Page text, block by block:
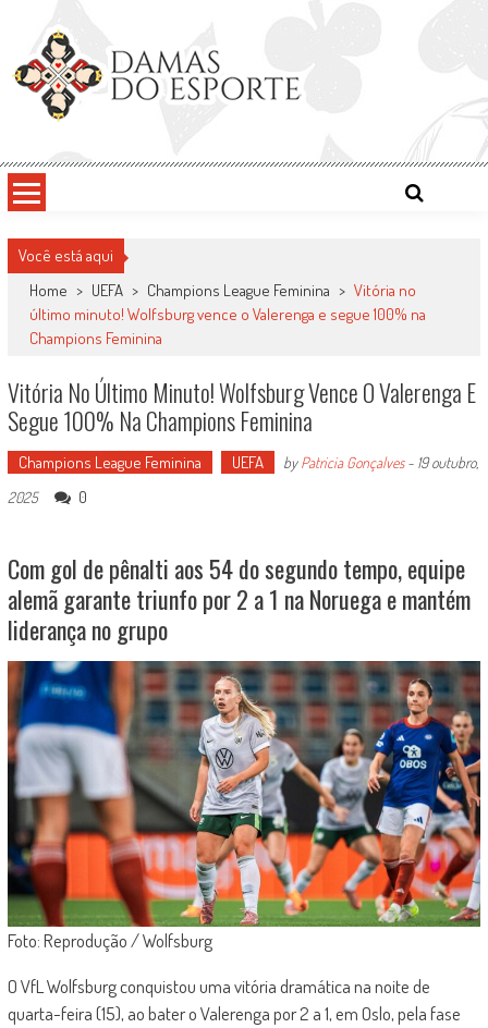
content
Damas do Esporte
Você está aqui
Home > UEFA > Champions League Feminina > Vitória no
último minuto! Wolfsburg vence o Valerenga e segue 100% na
Champions Feminina
Vitória No Último Minuto! Wolfsburg Vence O Valerenga E
Segue 100% Na Champions Feminina
Champions League Feminina UEFA byPatricia Gonçalves- 19 outubro,
2025
0
Com gol de pênalti aos 54 do segundo tempo, equipe
alemã garante triunfo por 2 a 1 na Noruega e mantém
liderança no grupo
Foto: Reprodução / Wolfsburg
O VfL Wolfsburg conquistou uma vitória dramática na noite de
quarta-feira (15), ao bater o Valerenga por 2 a 1, em Oslo, pela fase